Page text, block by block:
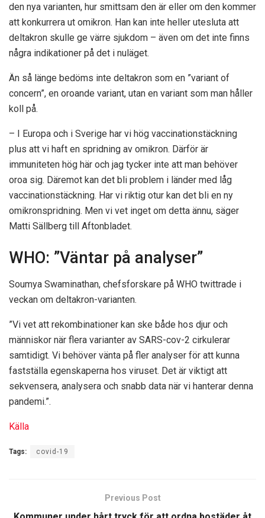
den nya varianten, hur smittsam den är eller om den kommer
att konkurrera ut omikron. Han kan inte heller utesluta att
deltakron skulle ge värre sjukdom – även om det inte finns
några indikationer på det i nuläget.
Än så länge bedöms inte deltakron som en ”variant of
concern”, en oroande variant, utan en variant som man håller
koll på.
– I Europa och i Sverige har vi hög vaccinationstäckning
plus att vi haft en spridning av omikron. Därför är
immuniteten hög här och jag tycker inte att man behöver
oroa sig. Däremot kan det bli problem i länder med låg
vaccinationstäckning. Har vi riktig otur kan det bli en ny
omikronspridning. Men vi vet inget om detta ännu, säger
Matti Sällberg till Aftonbladet.
WHO: ”Väntar på analyser”
Soumya Swaminathan, chefsforskare på WHO twittrade i
veckan om deltakron-varianten.
”Vi vet att rekombinationer kan ske både hos djur och
människor när flera varianter av SARS-cov-2 cirkulerar
samtidigt. Vi behöver vänta på fler analyser för att kunna
fastställa egenskaperna hos viruset. Det är viktigt att
sekvensera, analysera och snabb data när vi hanterar denna
pandemi.”.
Källa
Tags: covid-19
Previous Post